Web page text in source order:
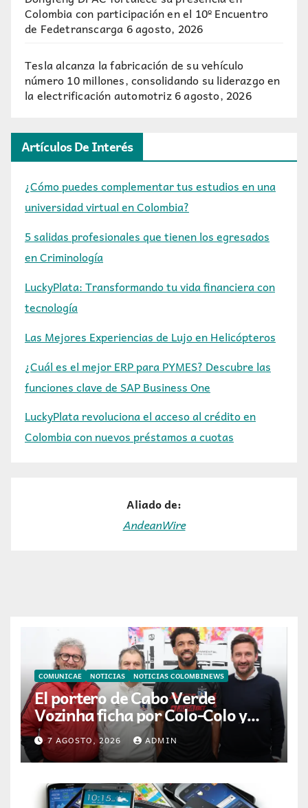
Colombia con participación en el 10º Encuentro
de Fedetranscarga6 agosto, 2026
Tesla alcanza la fabricación de su vehículo
número 10 millones, consolidando su liderazgo en
la electrificación automotriz6 agosto, 2026
Artículos De Interés
¿Cómo puedes complementar tus estudios en una
universidad virtual en Colombia?
5 salidas profesionales que tienen los egresados
en Criminología
LuckyPlata: Transformando tu vida financiera con
tecnología
Las Mejores Experiencias de Lujo en Helicópteros
¿Cuál es el mejor ERP para PYMES? Descubre las
funciones clave de SAP Business One
LuckyPlata revoluciona el acceso al crédito en
Colombia con nuevos préstamos a cuotas
Aliado de:
AndeanWire
COMUNICAE NOTICIAS NOTICIAS COLOMBINEWS
El portero de Cabo Verde
Vozinha ficha por Colo-Colo y
JETOUR respalda su nueva
etapa
7 AGOSTO, 2026 ADMIN